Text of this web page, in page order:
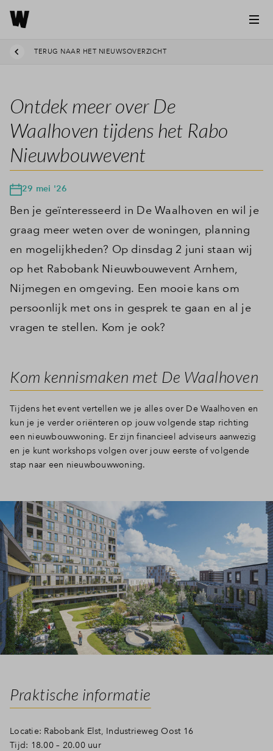
Inloggen
TERUG NAAR HET NIEUWSOVERZICHT
Ontdek meer over De
Waalhoven tijdens het Rabo
Nieuwbouwevent
29 mei '26
Ben je geïnteresseerd in De Waalhoven en wil je
graag meer weten over de woningen, planning
en mogelijkheden? Op dinsdag 2 juni staan wij
op het Rabobank Nieuwbouwevent Arnhem,
Nijmegen en omgeving. Een mooie kans om
persoonlijk met ons in gesprek te gaan en al je
vragen te stellen. Kom je ook?
Kom kennismaken met De Waalhoven
Tijdens het event vertellen we je alles over De Waalhoven en
kun je je verder oriënteren op jouw volgende stap richting
een nieuwbouwwoning. Er zijn financieel adviseurs aanwezig
en je kunt workshops volgen over jouw eerste of volgende
stap naar een nieuwbouwwoning.
Praktische informatie
Locatie: Rabobank Elst, Industrieweg Oost 16
Tijd: 18.00 – 20.00 uur